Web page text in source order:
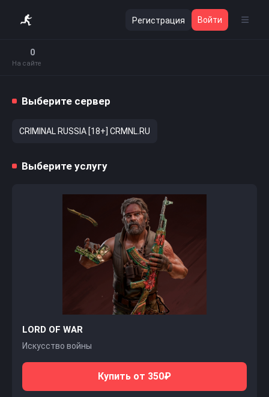
Регистрация Войти
0
На сайте
Выберите сервер
CRIMINAL RUSSIA [18+] CRMNL.RU
Выберите услугу
LORD OF WAR
Искусство войны
Купить от 350₽